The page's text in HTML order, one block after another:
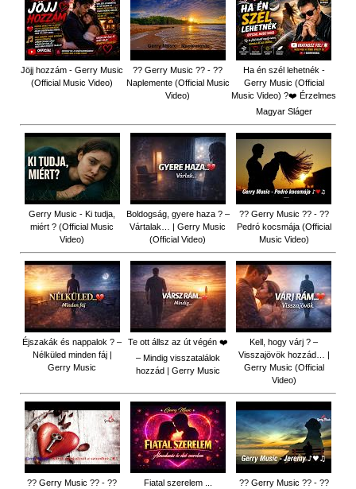
Jöjj hozzám - Gerry Music
(Official Music Video)
?? Gerry Music ?? - ??
Naplemente (Official Music
Video)
Ha én szél lehetnék -
Gerry Music (Official
Music Video) ?️❤️ Érzelmes
Magyar Sláger
Gerry Music - Ki tudja,
miért ? (Official Music
Video)
Boldogság, gyere haza ? –
Vártalak… | Gerry Music
(Official Video)
?? Gerry Music ?? - ??
Pedró kocsmája (Official
Music Video)
Éjszakák és nappalok ? –
Nélküled minden fáj |
Gerry Music
Te ott állsz az út végén ❤️
– Mindig visszatalálok
hozzád | Gerry Music
Kell, hogy várj ? –
Visszajövök hozzád… |
Gerry Music (Official
Video)
?? Gerry Music ?? - ??
Fiatal szerelem ...
?? Gerry Music ?? - ??